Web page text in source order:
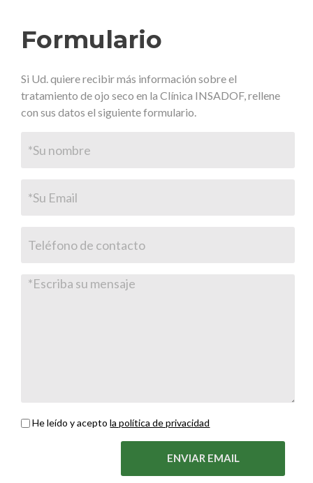
Formulario
Si Ud. quiere recibir más información sobre el
tratamiento de ojo seco en la Clínica INSADOF, rellene
con sus datos el siguiente formulario.
He leído y aceptola política de privacidad